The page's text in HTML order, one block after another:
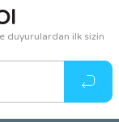
duyurulardan ilk sizin